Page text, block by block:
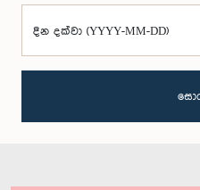
දින දක්වා (YYYY-MM-DD)